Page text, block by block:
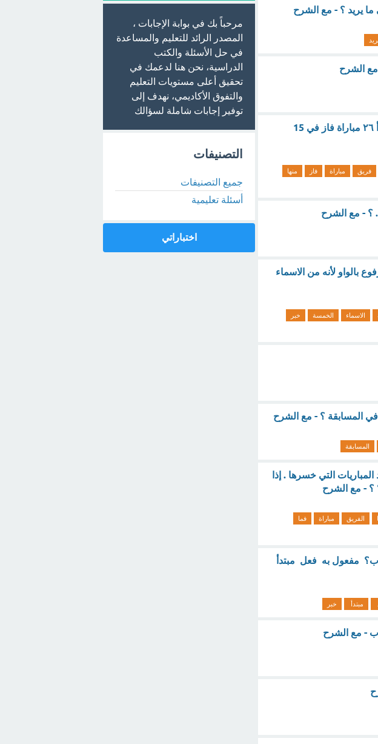
يريد ؟ - مع الشرح
كرة قدم ضمن تصفيات دوري سعودي لكرة القدم، لعب فريق أ ٢٦ مباراة فاز في 15
فريق مباراة فاز
منها
؟ - مع الشرح
(1 نقطة) فاعل مرفوع بالواو لأنه من الاسماء
الاسماء الخمسة
خبر
في المسابقة ؟ - مع الشرح
المسابقة
بها فريق كرة القدم يزيد بـ ١٣ على عدد المباريات التي خسرها . إذا
الفريق مباراة
فما
مفعول به فعل مبتدأ
مبتدأ خبر
- مع الشرح
مرحباً بك في بوابة الإجابات ،
المصدر الرائد للتعليم والمساعدة
في حل الأسئلة والكتب
الدراسية، نحن هنا لدعمك في
تحقيق أعلى مستويات التعليم
والتفوق الأكاديمي، نهدف إلى
توفير إجابات شاملة لسؤالك
التصنيفات
جميع التصنيفات
أسئلة تعليمية
اختباراتي